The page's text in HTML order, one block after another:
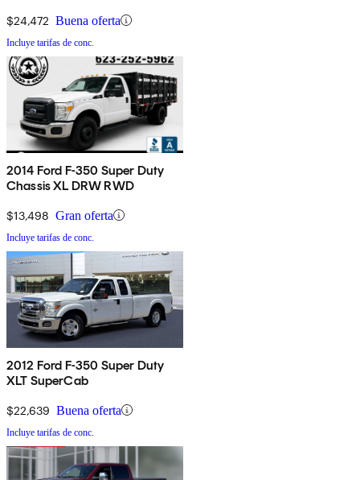
$24,472 Buena oferta
Incluye tarifas de conc.
2014 Ford F-350 Super Duty
Chassis XL DRW RWD
$13,498 Gran oferta
Incluye tarifas de conc.
2012 Ford F-350 Super Duty
XLT SuperCab
$22,639 Buena oferta
Incluye tarifas de conc.